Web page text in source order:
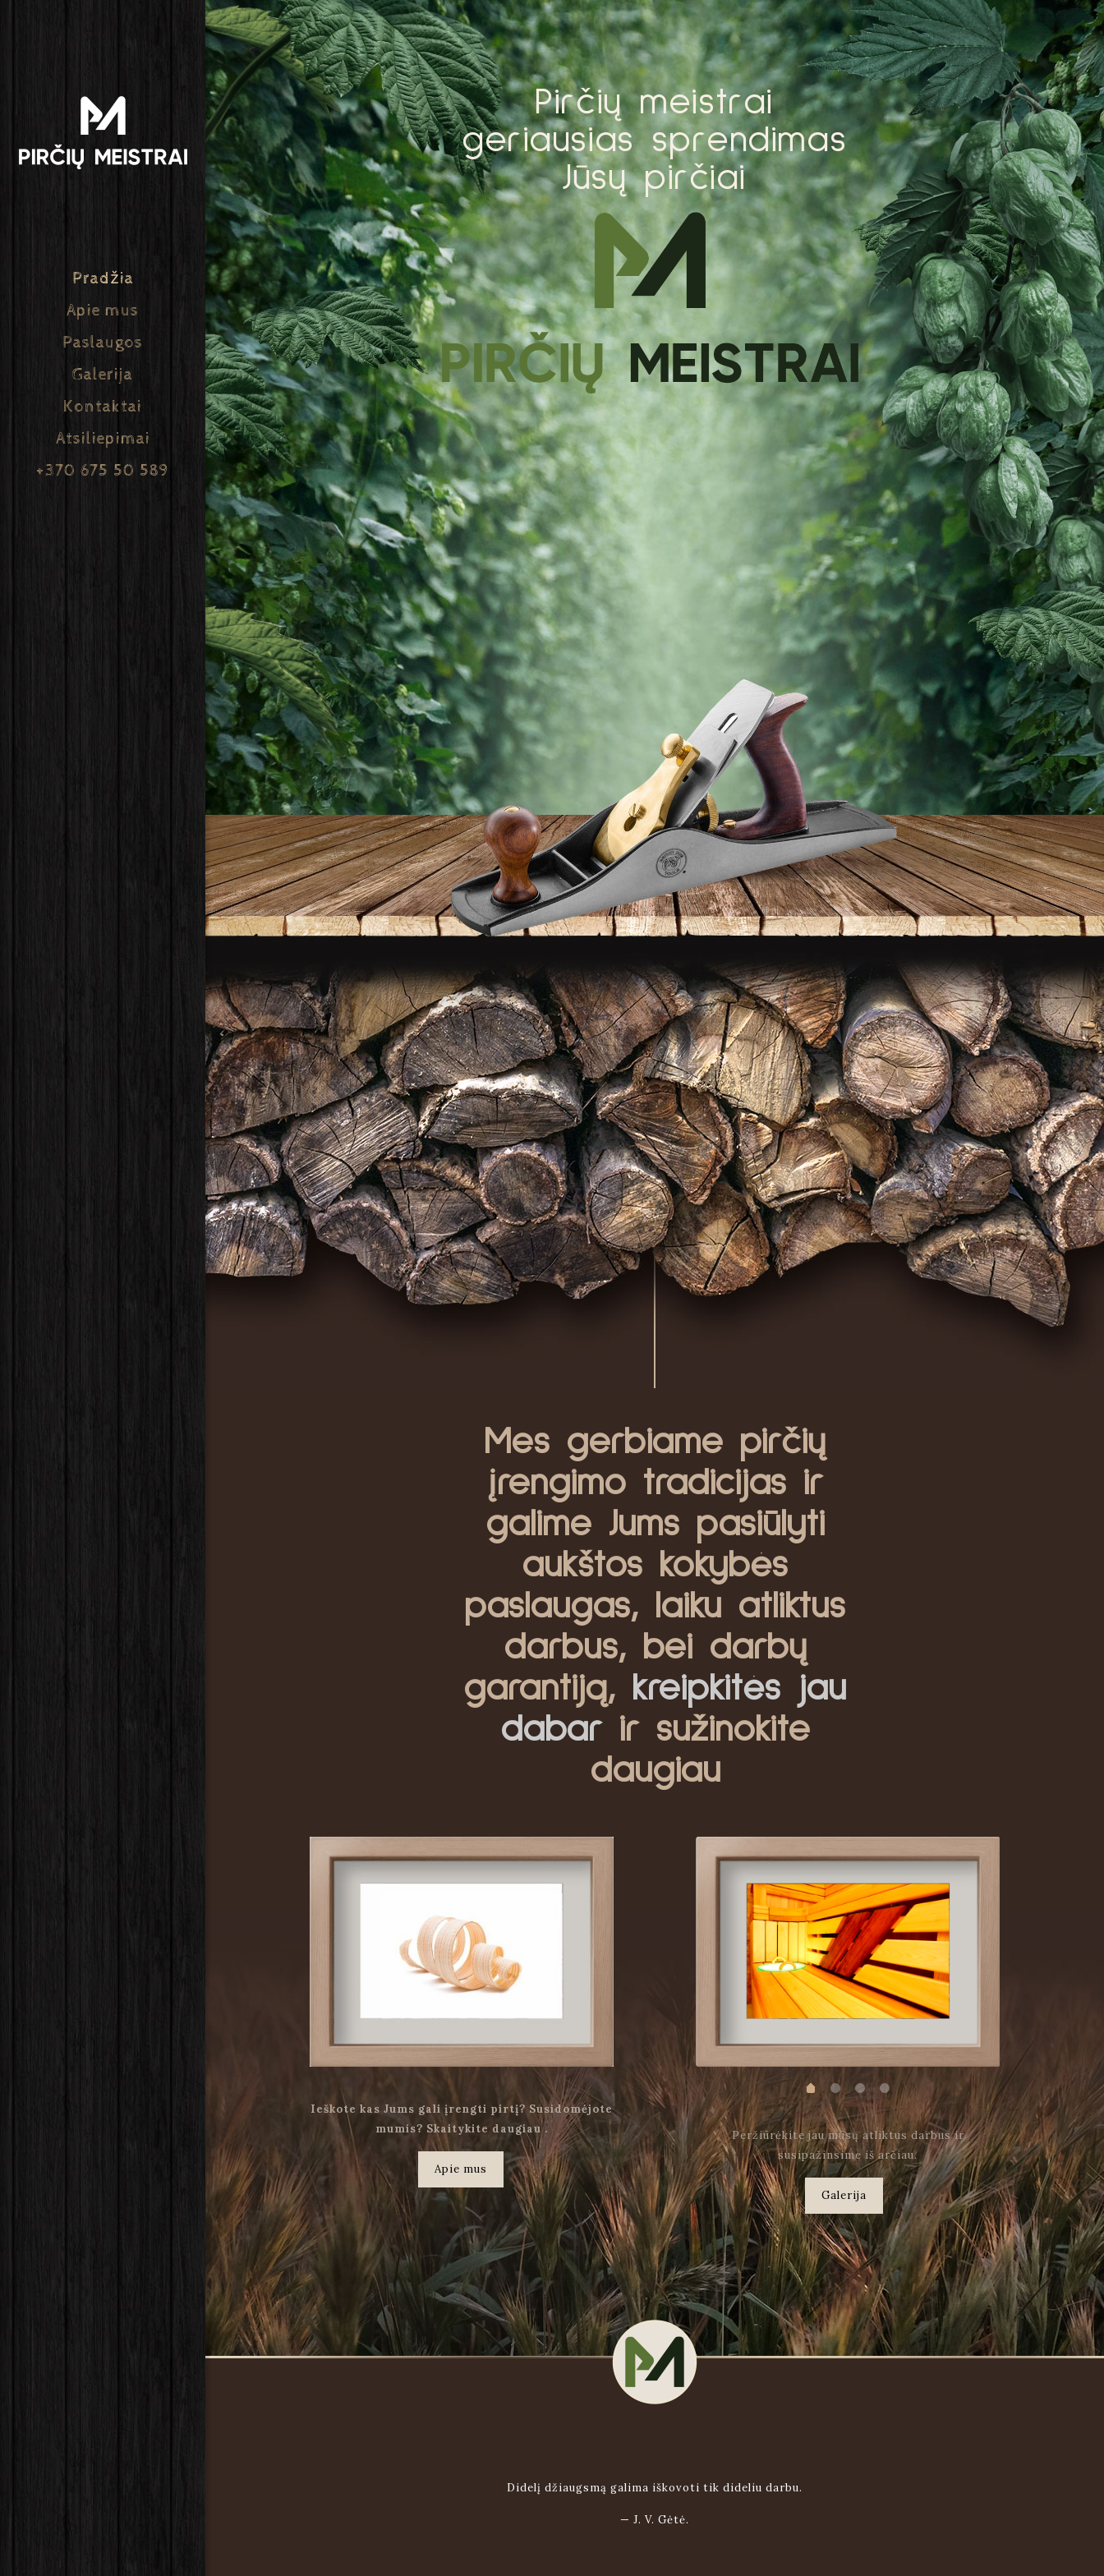
Pradžia
Apie mus
Paslaugos
Galerija
Kontaktai
Atsiliepimai
+370 675 50 589
Pirčių meistrai
geriausias sprendimas
Jūsų pirčiai
Mes gerbiame pirčių
įrengimo tradicijas ir
galime Jums pasiūlyti
aukštos kokybės
paslaugas, laiku atliktus
darbus, bei darbų
garantiją, kreipkitės jau
dabarir sužinokite
daugiau
Ieškote kas Jums gali įrengti pirtį? Susidomėjote
mumis? Skaitykite daugiau .
.
Apie mus
Peržiūrėkite jau mūsų atliktus darbus ir
susipažinsime iš arčiau.
Galerija
Didelį džiaugsmą galima iškovoti tik dideliu darbu.
— J. V. Gėtė.